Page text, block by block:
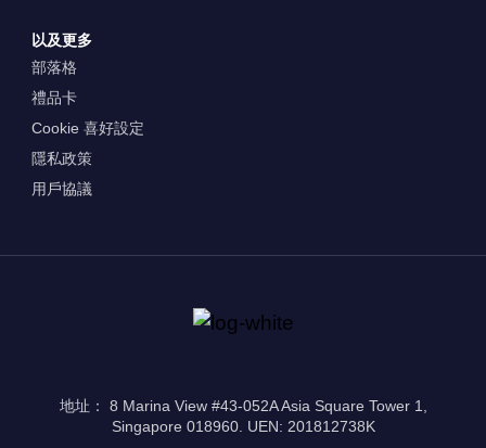
以及更多
部落格
禮品卡
Cookie 喜好設定
隱私政策
用戶協議
地址： 8 Marina View #43-052A Asia Square Tower 1,
Singapore 018960. UEN: 201812738K